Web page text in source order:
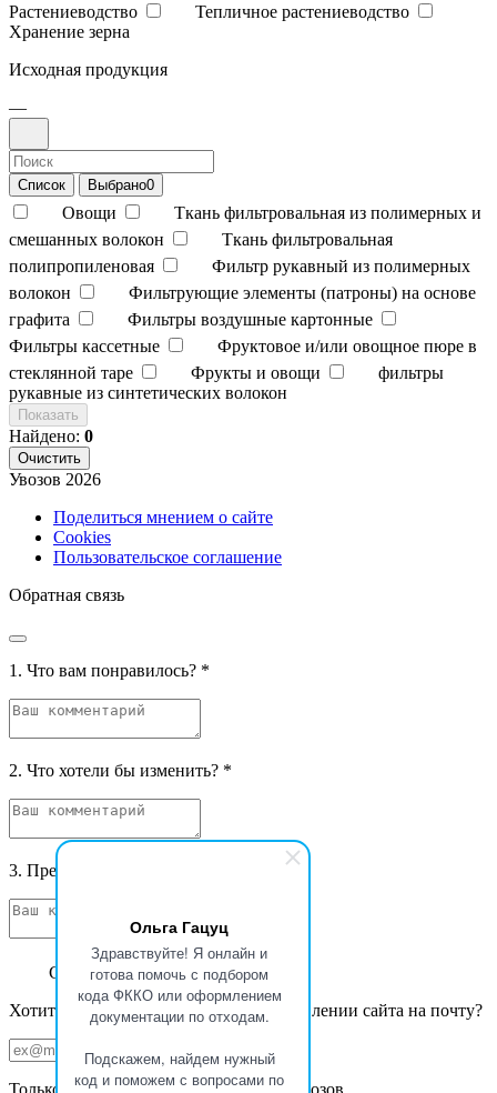
Ольга Гацуц
Здравствуйте! Я онлайн и
готова помочь с подбором
кода ФККО или оформлением
документации по отходам.
Подскажем, найдем нужный
код и поможем с вопросами по
Растениеводство
Тепличное растениеводство
Хранение зерна
Исходная продукция
—
Список Выбрано0
Овощи
Ткань фильтровальная из полимерных и
смешанных волокон
Ткань фильтровальная
полипропиленовая
Фильтр рукавный из полимерных
волокон
Фильтрующие элементы (патроны) на основе
графита
Фильтры воздушные картонные
Фильтры кассетные
Фруктовое и/или овощное пюре в
стеклянной таре
Фрукты и овощи
фильтры
рукавные из синтетических волокон
Показать
Найдено: 0
Очистить
Увозов 2026
Поделиться мнением о сайте
Cookies
Пользовательское соглашение
Обратная связь
1. Что вам понравилось? *
2. Что хотели бы изменить? *
3. Предложения и фантазии
Спасибо за ваш отзыв
Хотите получать уведомления об обновлении сайта на почту?
Только новости Базы данных ФККО Увозов